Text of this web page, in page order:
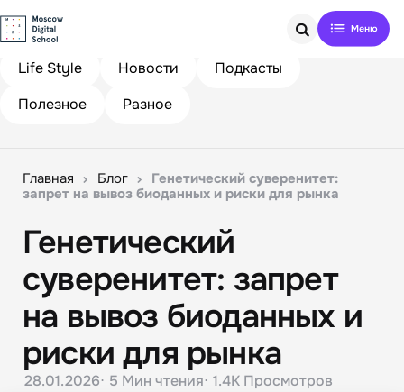
Search
Life Style
Новости
Подкасты
Полезное
Разное
Главная Блог
Генетический суверенитет:
запрет на вывоз биоданных и риски для рынка
Генетический
суверенитет: запрет
на вывоз биоданных и
риски для рынка
28.01.2026 5 Мин чтения 1.4K Просмотров